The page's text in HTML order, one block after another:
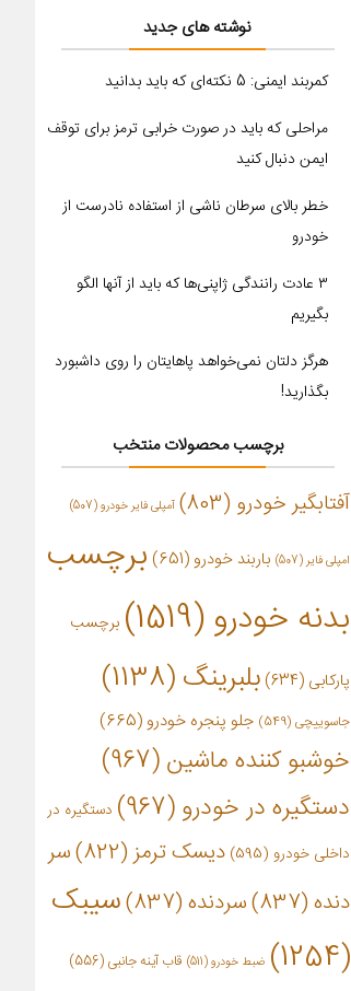
نوشته های جدید
کمربند ایمنی: 5 نکته‌ای که باید بدانید
مراحلی که باید در صورت خرابی ترمز برای توقف
ایمن دنبال کنید
خطر بالای سرطان ناشی از استفاده نادرست از
خودرو
۳ عادت رانندگی ژاپنی‌ها که باید از آنها الگو
بگیریم
هرگز دلتان نمی‌خواهد پاهایتان را روی داشبورد
بگذارید!
برچسب محصولات منتخب
آفتابگیر خودرو (803) آمپلی فایر خودرو(507)
امپلی فایر (507) باربند خودرو(651)
برچسب
بدنه خودرو(1519) برچسب
پارکابی (634) بلبرینگ(1138)
جاسوییچی (549) جلو پنجره خودرو (665)
خوشبو کننده ماشین(967)
دستگیره در خودرو(967)
دستگیره در
داخلی خودرو (595) دیسک ترمز(822)
سر
دنده(837) سردنده(837)
سیبک
(1254)
ضبط خودرو(511) قاب آینه جانبی (556)